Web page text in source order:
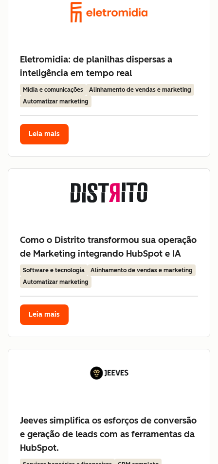
Eletromidia: de planilhas dispersas a
inteligência em tempo real
Mídia e comunicações
Alinhamento de vendas e marketing
Automatizar marketing
Leia mais
Como o Distrito transformou sua operação
de Marketing integrando HubSpot e IA
Software e tecnologia
Alinhamento de vendas e marketing
Automatizar marketing
Leia mais
Jeeves simplifica os esforços de conversão
e geração de leads com as ferramentas da
HubSpot.